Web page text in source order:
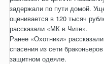
задержали по пути домой.
оценивается в 120 тысяч
рассказали «МК в Чите».
Ранее «Охотники»
спасения из сети
защитном одеяле.